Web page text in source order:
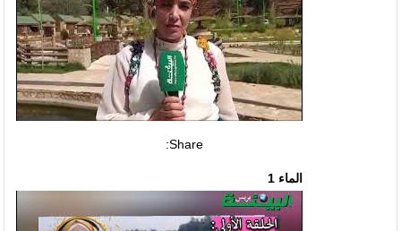
Share:
الماء 1